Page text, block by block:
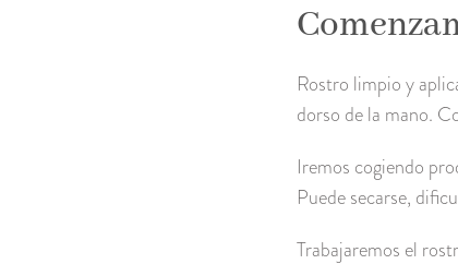
Rostro limpio y
dorso de la mano.
Iremos cogiendo
Puede secarse,
Trabajaremos el